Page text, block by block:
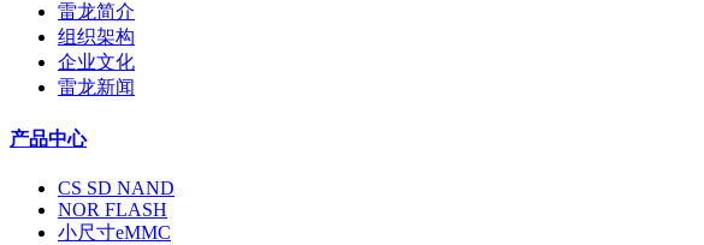
雷龙简介
组织架构
企业文化
雷龙新闻
产品中心
CS SD NAND
NOR FLASH
小尺寸eMMC